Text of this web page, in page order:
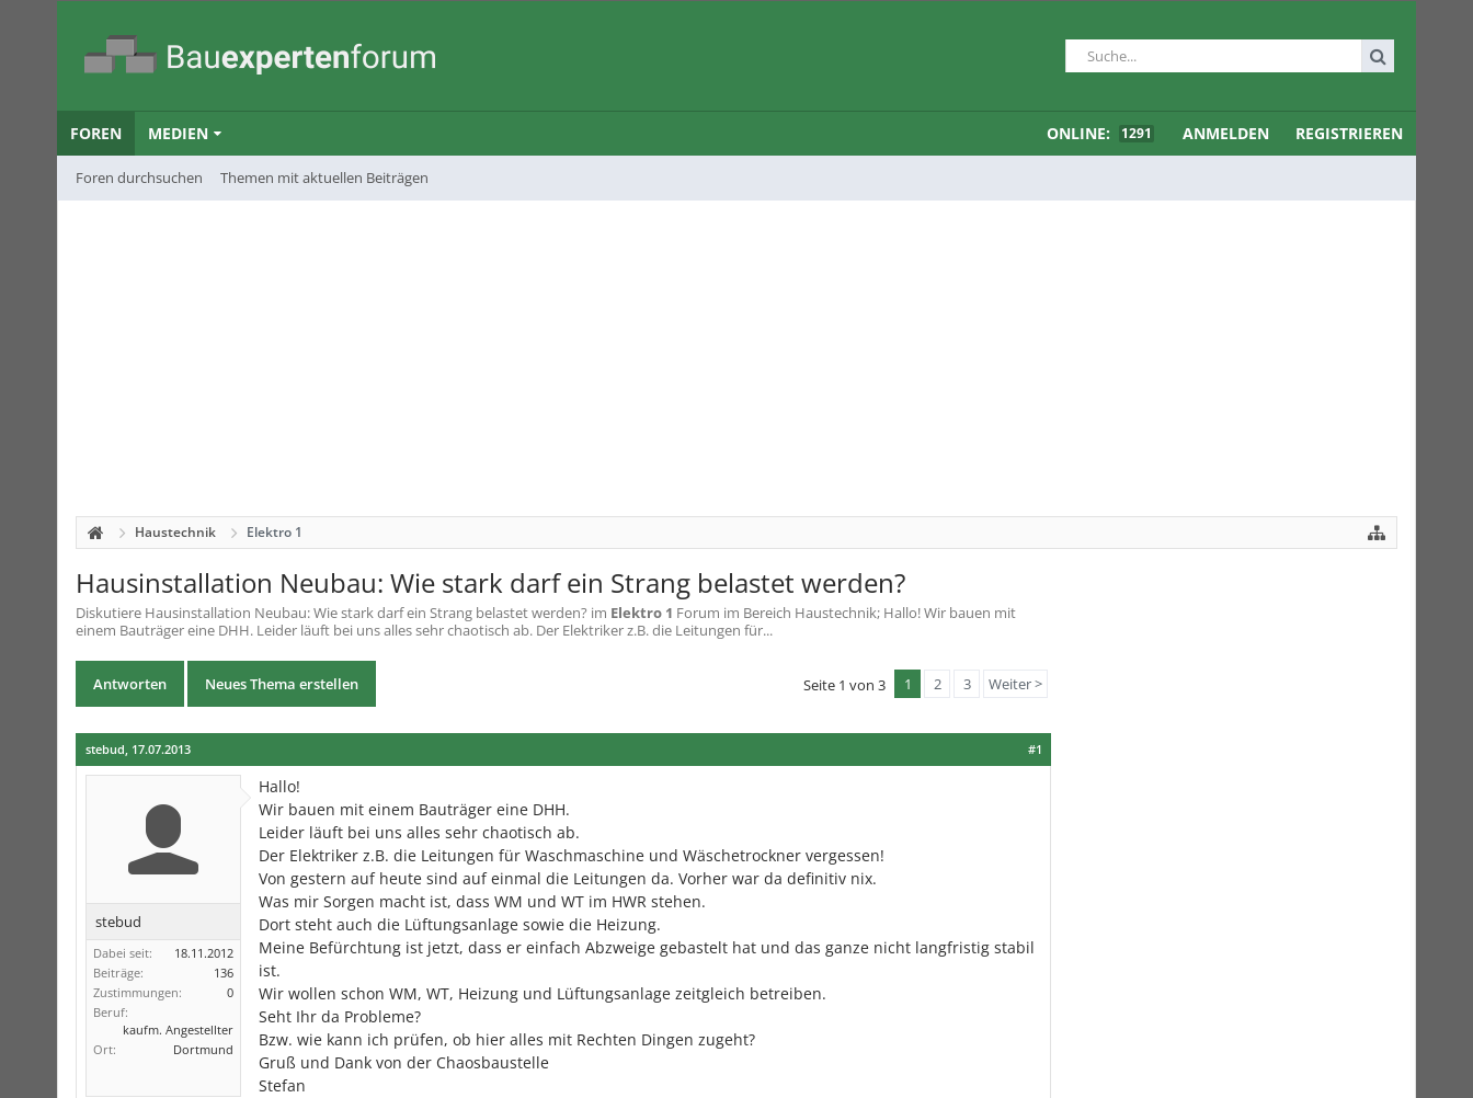
FOREN
Foren durchsuchen Themen mit aktuellen Beiträgen
MEDIEN ONLINE: 1291 ANMELDEN REGISTRIEREN
Haustechnik Elektro 1
Hausinstallation Neubau: Wie stark darf ein Strang belastet werden?
Diskutiere Hausinstallation Neubau: Wie stark darf ein Strang belastet werden? im Elektro 1 Forum im Bereich Haustechnik; Hallo! Wir bauen mit
einem Bauträger eine DHH. Leider läuft bei uns alles sehr chaotisch ab. Der Elektriker z.B. die Leitungen für...
Antworten Neues Thema erstellen Seite 1 von 3 1 2 3 Weiter >
#1
stebud, 17.07.2013
stebud
Dabei seit:
18.11.2012
Beiträge:
136
Zustimmungen:
0
Beruf:
kaufm. Angestellter
Ort:
Dortmund
Hallo!
Wir bauen mit einem Bauträger eine DHH.
Leider läuft bei uns alles sehr chaotisch ab.
Der Elektriker z.B. die Leitungen für Waschmaschine und Wäschetrockner vergessen!
Von gestern auf heute sind auf einmal die Leitungen da. Vorher war da definitiv nix.
Was mir Sorgen macht ist, dass WM und WT im HWR stehen.
Dort steht auch die Lüftungsanlage sowie die Heizung.
Meine Befürchtung ist jetzt, dass er einfach Abzweige gebastelt hat und das ganze nicht langfristig stabil
ist.
Wir wollen schon WM, WT, Heizung und Lüftungsanlage zeitgleich betreiben.
Seht Ihr da Probleme?
Bzw. wie kann ich prüfen, ob hier alles mit Rechten Dingen zugeht?
Gruß und Dank von der Chaosbaustelle
Stefan